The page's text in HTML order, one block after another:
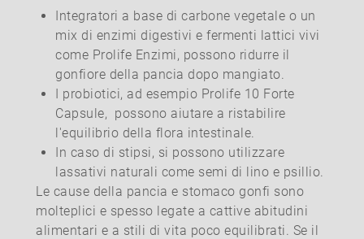
Integratori a base di carbone vegetale o un
mix di enzimi digestivi e fermenti lattici vivi
come Prolife Enzimi, possono ridurre il
gonfiore della pancia dopo mangiato.
I probiotici, ad esempio Prolife 10 Forte
Capsule, possono aiutare a ristabilire
l'equilibrio della flora intestinale.
In caso di stipsi, si possono utilizzare
lassativi naturali come semi di lino e psillio.
Le cause della pancia e stomaco gonfi sono
molteplici e spesso legate a cattive abitudini
alimentari e a stili di vita poco equilibrati. Se il